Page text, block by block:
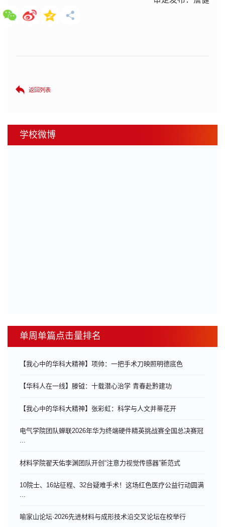
返回列表
学校微博
单周单篇点击量排名
【我心中的华科大精神】项帅：一把手术刀映照明德底色
【华科人在一线】滕钺：十载潜心治学 青春赴黔建功
【我心中的华科大精神】张彩虹：科学与人文并蒂花开
电气学院团队蝉联2026年华为终端硬件精英挑战赛全国总决赛冠
...
材料学院翟天佑李渊团队开创“注意力视觉传感器”新范式
10院士、16站征程、32台疑难手术！这场红色医疗公益行动圆满
喻家山论坛·2026先进材料与成形技术沿交叉论坛在校举行